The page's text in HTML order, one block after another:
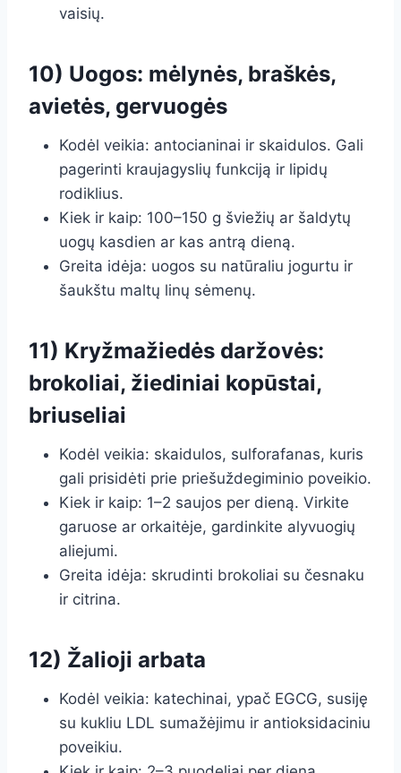
vaisių.
10) Uogos: mėlynės, braškės,
avietės, gervuogės
Kodėl veikia: antocianinai ir skaidulos. Gali
pagerinti kraujagyslių funkciją ir lipidų
rodiklius.
Kiek ir kaip: 100–150 g šviežių ar šaldytų
uogų kasdien ar kas antrą dieną.
Greita idėja: uogos su natūraliu jogurtu ir
šaukštu maltų linų sėmenų.
11) Kryžmažiedės daržovės:
brokoliai, žiediniai kopūstai,
briuseliai
Kodėl veikia: skaidulos, sulforafanas, kuris
gali prisidėti prie priešuždegiminio poveikio.
Kiek ir kaip: 1–2 saujos per dieną. Virkite
garuose ar orkaitėje, gardinkite alyvuogių
aliejumi.
Greita idėja: skrudinti brokoliai su česnaku
ir citrina.
12) Žalioji arbata
Kodėl veikia: katechinai, ypač EGCG, susiję
su kukliu LDL sumažėjimu ir antioksidaciniu
poveikiu.